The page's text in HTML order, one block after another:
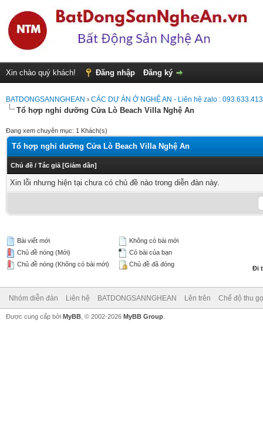
Xin chào quý khách! Đăng nhập Đăng ký
BATDONGSANNGHEAN › CÁC DỰ ÁN Ở NGHỆ AN - Liên hệ zalo :
Tổ hợp nghỉ dưỡng Cửa Lò Beach Villa Nghệ An
Đang xem chuyên mục: 1 Khách(s)
Tổ hợp nghỉ dưỡng Cửa Lò Beach Villa Nghệ An
Chủ đề / Tác giả [Giảm dần]
Xin lỗi nhưng hiện tại chưa có chủ đề nào trong diễn đàn này.
Bài viết mới
Chủ đề nóng (Mới)
Chủ đề nóng (Không có bài mới)
Không có bài mới
Có bài của bạn
Chủ đề đã đóng
Đi
Nhóm diễn đàn Liên hệ BATDONGSANNGHEAN Lên trên Chế độ thu
Được cung cấp bởi MyBB , © 2002-2026 MyBB Group